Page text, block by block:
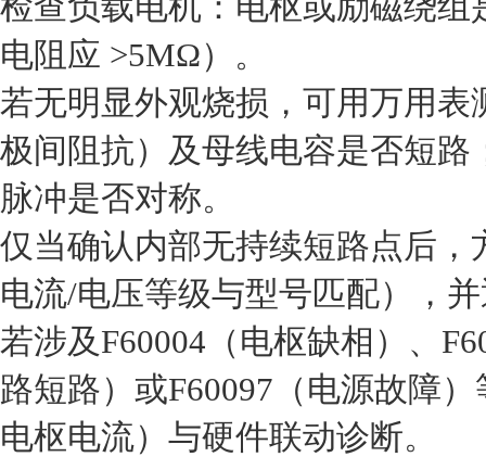
电阻应 >5MΩ）。
若无明显外观烧损‌，可用万用
极间阻抗）及母线电容是否短
脉冲是否对称。
仅当确认内部无持续短路点后‌
电流/电压等级与型号匹配），
若涉及‌F60004（电枢缺相）、
路短路）或F60097（电源故障
电枢电流）与硬件联动诊断。‌‌